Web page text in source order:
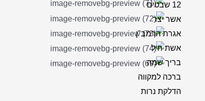
12 שבטים
אשר יצר
אגרת הרמב"ן
אשת חיל
בריך שמה
ברכה למקווה
הדלקת נרות